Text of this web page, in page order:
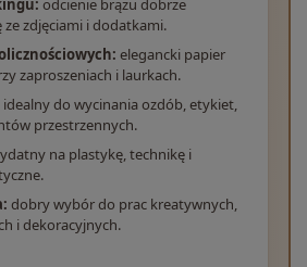
odcienie brązu dobrze
zdjęciami i dodatkami.
elegancki papier
zaproszeniach i laurkach.
idealny do wycinania ozdób, etykiet,
przestrzennych.
na plastykę, technikę i
dobry wybór do prac kreatywnych,
i dekoracyjnych.